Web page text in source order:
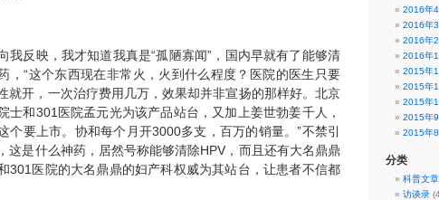
我反映，我才知道我真是“孤陋寡闻”，国内早就有了能够清
，“这个东西现在非常火，火到什么程度？医院的医生只要
就开，一次治疗费用几万，效果却并非宣扬的那样好。北京
士和301医院孟元光为该产品站台，又加上姜世勃姜千人，
个要上市。协和每个月开3000多支，百万的销量。”不禁引
这是什么神药，居然号称能够清除HPV，而且还有大名鼎鼎
301医院的大名鼎鼎的妇产科权威为其站台，让患者不信都
2016年4
2016年3
2016年2
2016年1
2015年
2015年
2015年
2015年9
2015年8
分类
科普文章
访谈录